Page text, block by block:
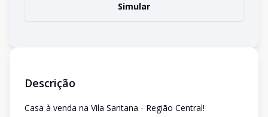
Simular
Descrição
Casa à venda na Vila Santana - Região Central!